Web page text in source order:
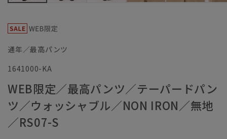
通年／最高パンツ
1641000-KA
WEB限定／最高パンツ／テーパードパン
ツ／ウォッシャブル／NON IRON／無地
／RS07-S